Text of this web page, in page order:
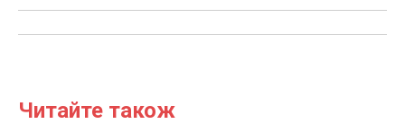
Читайте також